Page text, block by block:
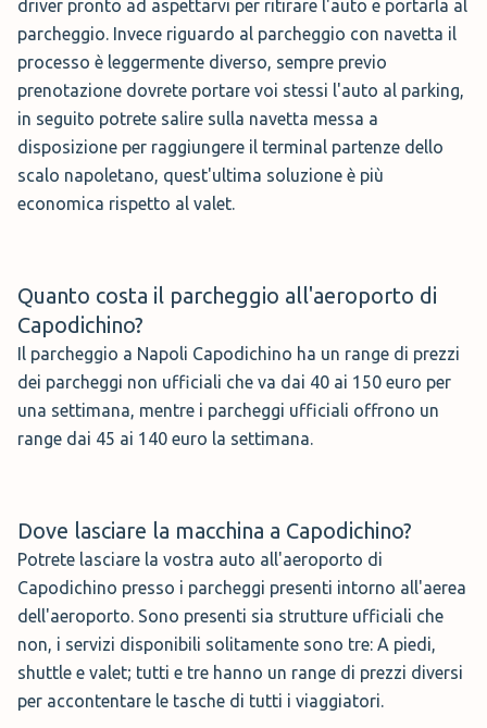
Sono disponibili numerosi posti
auto, anche coperti, il servizio valet è sicuro. Su richiesta
sono disponibili direttamente al parcheggio presso
Napoli aeroporto a prezzi vantaggiosi, anche servizi extra
come lavaggio auto, il car valet in aeroporto.
Servizio: Valet / scoperto e coperto
Orario: H24
Prenota →
Recensioni su ParkMundo →
Parcheggio Car Valet
a parcheggiare la macchina per te.
Ti basterà quindi guidare fino all’aeroporto
di Napoli e concordare con un'autista professionista il
punto d’incontro per consegnare il veicolo, che lo
parcheggerà al posto tuo. Stesso iter al ritorno. Avvisa
per tempo l’autista ed al tuo arrivo e sarà lì ad aspettarti.
Così dovrai solo riprendere possesso dell’auto e tornare
Napoli lunga sosta. I parcheggi ufficiali P2 e P5 di Napoli,
infine, sono leggermente più distanti dal terminal ma in
compenso, sono tra questi quattro i parcheggi a
Capodichino coi prezzi più bassi. La tariffa standard del
Parcheggio Napoli Aeroporto Giornalieri è di 36 euro
nelle aree adibite alla sosta breve.
driver pronto ad aspettarvi per ritirare l'auto e portarla al
parcheggio. Invece riguardo al parcheggio con navetta il
processo è leggermente diverso, sempre previo
prenotazione dovrete portare voi stessi l'auto al parking,
in seguito potrete salire sulla navetta messa a
disposizione per raggiungere il terminal partenze dello
scalo napoletano, quest'ultima soluzione è più
economica rispetto al valet.
Quanto costa il parcheggio all'aeroporto di
Capodichino?
Il parcheggio a Napoli Capodichino ha un range di prezzi
dei parcheggi non ufficiali che va dai 40 ai 150 euro per
una settimana, mentre i parcheggi ufficiali offrono un
range dai 45 ai 140 euro la settimana.
Dove lasciare la macchina a Capodichino?
Potrete lasciare la vostra auto all'aeroporto di
Capodichino presso i parcheggi presenti intorno all'aerea
dell'aeroporto. Sono presenti sia strutture ufficiali che
non, i servizi disponibili solitamente sono tre: A piedi,
shuttle e valet; tutti e tre hanno un range di prezzi diversi
per accontentare le tasche di tutti i viaggiatori.